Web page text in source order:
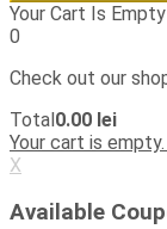
Your Cart Is Empty
0
Check out our
Cart
Total:
Total0.00 lei
Your cart is
X
Available